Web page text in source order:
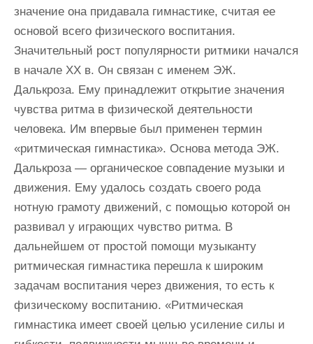
значение она придавала гимнастике, считая ее
основой всего физического воспитания.
Значительный рост популярности ритмики начался
в начале ХХ в. Он связан с именем ЭЖ.
Далькроза. Ему принадлежит открытие значения
чувства ритма в физической деятельности
человека. Им впервые был применен термин
«ритмическая гимнастика». Основа метода ЭЖ.
Далькроза — органическое совпадение музыки и
движения. Ему удалось создать своего рода
нотную грамоту движений, с помощью которой он
развивал у играющих чувство ритма. В
дальнейшем от простой помощи музыканту
ритмическая гимнастика перешла к широким
задачам воспитания через движения, то есть к
физическому воспитанию. «Ритмическая
гимнастика имеет своей целью усиление силы и